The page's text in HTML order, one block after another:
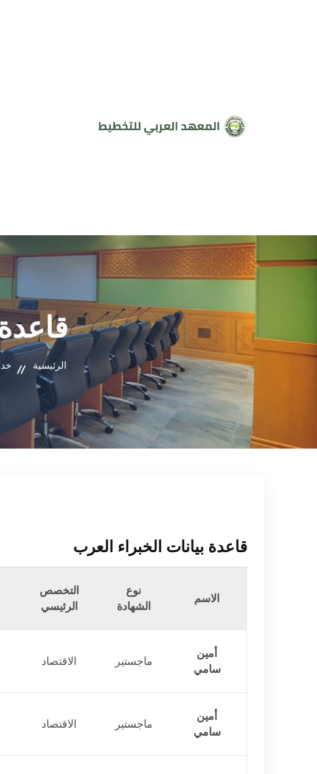
الرئيسية
قاعدة بيانات الخبراء العرب
الاسم
نوع
الشهادة
التخصص
الرئيسي
أمين
سامي
ماجستير الاقتصاد
أمين
سامي
ماجستير الاقتصاد